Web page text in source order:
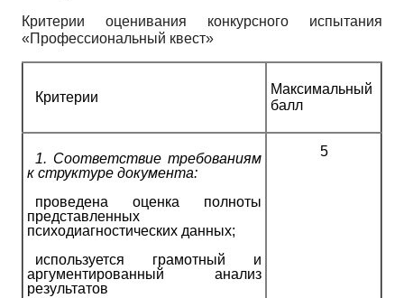
Критерии оценивания конкурсного испытания
«Профессиональный квест»
Критерии
Максимальный
балл
1. Соответствие требованиям
к структуре документа:
проведена оценка полноты
представленных
психодиагностических данных;
используется грамотный и
аргументированный анализ
результатов
5